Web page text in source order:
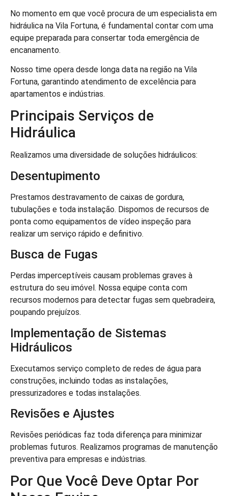
No momento em que você procura de um especialista em
hidráulica na Vila Fortuna, é fundamental contar com uma
equipe preparada para consertar toda emergência de
encanamento.
Nosso time opera desde longa data na região na Vila
Fortuna, garantindo atendimento de excelência para
apartamentos e indústrias.
Principais Serviços de
Hidráulica
Realizamos uma diversidade de soluções hidráulicos:
Desentupimento
Prestamos destravamento de caixas de gordura,
tubulações e toda instalação. Dispomos de recursos de
ponta como equipamentos de vídeo inspeção para
realizar um serviço rápido e definitivo.
Busca de Fugas
Perdas imperceptíveis causam problemas graves à
estrutura do seu imóvel. Nossa equipe conta com
recursos modernos para detectar fugas sem quebradeira,
poupando prejuízos.
Implementação de Sistemas
Hidráulicos
Executamos serviço completo de redes de água para
construções, incluindo todas as instalações,
pressurizadores e todas instalações.
Revisões e Ajustes
Revisões periódicas faz toda diferença para minimizar
problemas futuros. Realizamos programas de manutenção
preventiva para empresas e indústrias.
Por Que Você Deve Optar Por